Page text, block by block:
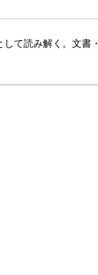
て読み解く。文